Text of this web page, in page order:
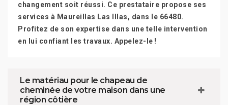
changement soit réussi. Ce prestataire propose ses
services à Maureillas Las Illas, dans le 66480.
Profitez de son expertise dans une telle intervention
en lui confiant les travaux. Appelez-le !
Le matériau pour le chapeau de
cheminée de votre maison dans une
région côtière